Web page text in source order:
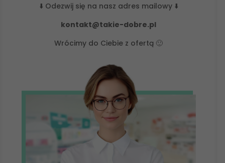
⬇️ Odezwij się na nasz adres mailowy ⬇️
kontakt@takie-dobre.pl
Wrócimy do Ciebie z ofertą 🙂